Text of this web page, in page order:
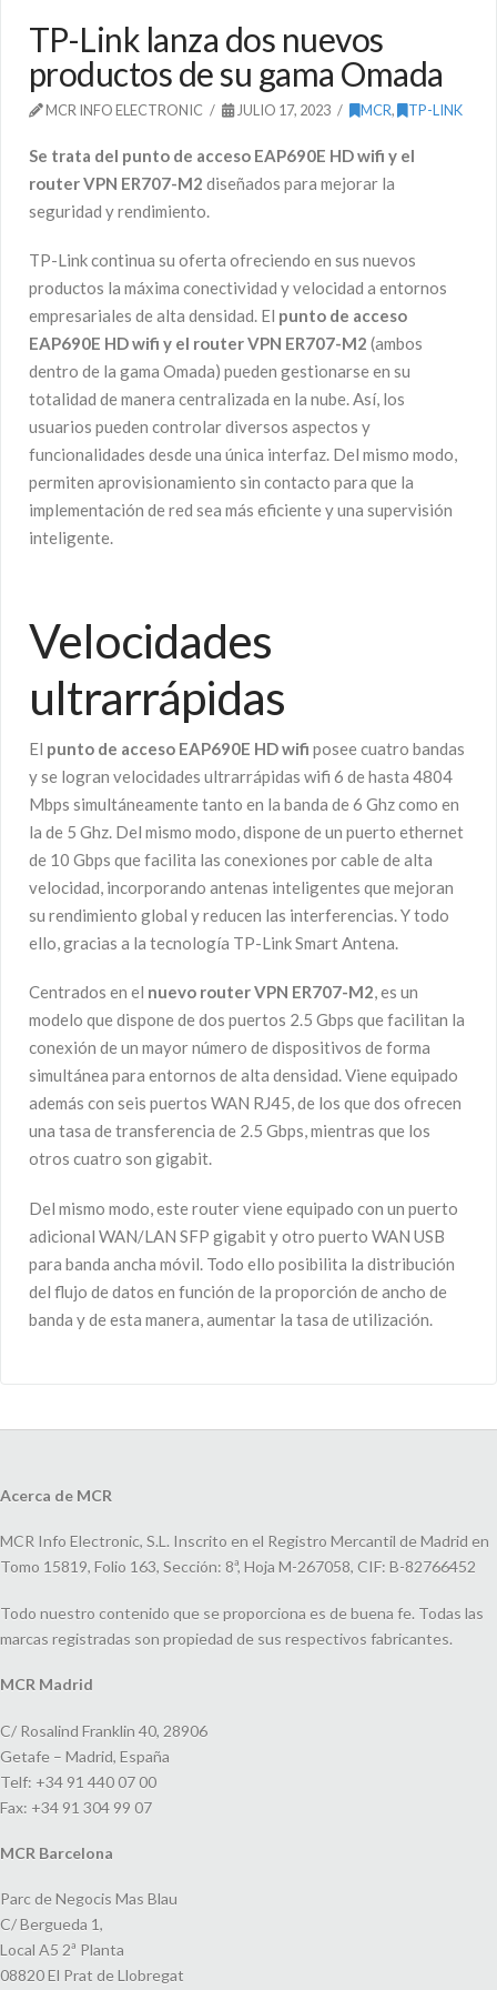
TP-Link lanza dos nuevos
productos de su gama Omada
MCR INFO ELECTRONIC JULIO 17, 2023 MCR, TP-LINK
Se trata del punto de acceso EAP690E HD wifi y el
router VPN ER707-M2 diseñados para mejorar la
seguridad y rendimiento.
TP-Link continua su oferta ofreciendo en sus nuevos
productos la máxima conectividad y velocidad a entornos
empresariales de alta densidad. El punto de acceso
EAP690E HD wifi y el router VPN ER707-M2 (ambos
dentro de la gama Omada) pueden gestionarse en su
totalidad de manera centralizada en la nube. Así, los
usuarios pueden controlar diversos aspectos y
funcionalidades desde una única interfaz. Del mismo modo,
permiten aprovisionamiento sin contacto para que la
implementación de red sea más eficiente y una supervisión
inteligente.
Velocidades
ultrarrápidas
El punto de acceso EAP690E HD wifi posee cuatro bandas
y se logran velocidades ultrarrápidas wifi 6 de hasta 4804
Mbps simultáneamente tanto en la banda de 6 Ghz como en
la de 5 Ghz. Del mismo modo, dispone de un puerto ethernet
de 10 Gbps que facilita las conexiones por cable de alta
velocidad, incorporando antenas inteligentes que mejoran
su rendimiento global y reducen las interferencias. Y todo
ello, gracias a la tecnología TP-Link Smart Antena.
Centrados en el nuevo router VPN ER707-M2, es un
modelo que dispone de dos puertos 2.5 Gbps que facilitan la
conexión de un mayor número de dispositivos de forma
simultánea para entornos de alta densidad. Viene equipado
además con seis puertos WAN RJ45, de los que dos ofrecen
una tasa de transferencia de 2.5 Gbps, mientras que los
otros cuatro son gigabit.
Del mismo modo, este router viene equipado con un puerto
adicional WAN/LAN SFP gigabit y otro puerto WAN USB
para banda ancha móvil. Todo ello posibilita la distribución
del flujo de datos en función de la proporción de ancho de
banda y de esta manera, aumentar la tasa de utilización.
Acerca de MCR
MCR Info Electronic, S.L. Inscrito en el Registro Mercantil de Madrid en
Tomo 15819, Folio 163, Sección: 8ª, Hoja M-267058, CIF: B-82766452
Todo nuestro contenido que se proporciona es de buena fe. Todas las
marcas registradas son propiedad de sus respectivos fabricantes.
MCR Madrid
C/ Rosalind Franklin 40, 28906
Getafe – Madrid, España
Telf: +34 91 440 07 00
Fax: +34 91 304 99 07
MCR Barcelona
Parc de Negocis Mas Blau
C/ Bergueda 1,
Local A5 2ª Planta
08820 El Prat de Llobregat